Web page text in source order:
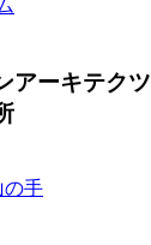
アーキテクツ
の手